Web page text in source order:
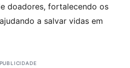
doadores, fortalecendo os
a salvar vidas em
PUBLICIDADE